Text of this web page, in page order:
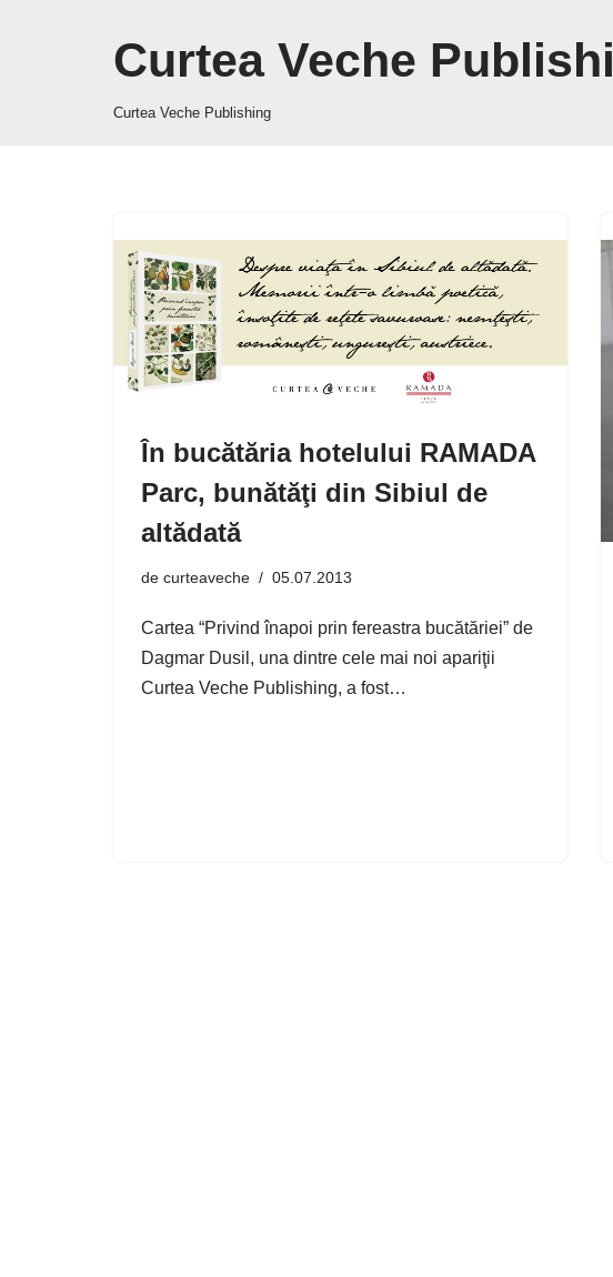
Curtea Veche
Curtea Veche Publishing
În bucătăria hotelului RAMADA
Parc, bunătăţi din Sibiul de
altădată
de curteaveche 05.07.2013
Cartea “Privind înapoi prin fereastra bucătăriei” de
Dagmar Dusil, una dintre cele mai noi apariţii
Curtea Veche Publishing, a fost…